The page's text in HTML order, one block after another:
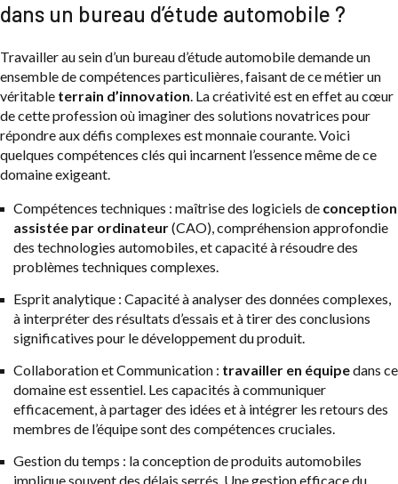
dans un bureau d’étude automobile ?
Travailler au sein d’un bureau d’étude automobile demande un
ensemble de compétences particulières, faisant de ce métier un
véritable terrain d’innovation. La créativité est en effet au cœur
de cette profession où imaginer des solutions novatrices pour
répondre aux défis complexes est monnaie courante. Voici
quelques compétences clés qui incarnent l’essence même de ce
domaine exigeant.
Compétences techniques : maîtrise des logiciels de conception
assistée par ordinateur(CAO), compréhension approfondie
des technologies automobiles, et capacité à résoudre des
problèmes techniques complexes.
Esprit analytique : Capacité à analyser des données complexes,
à interpréter des résultats d’essais et à tirer des conclusions
significatives pour le développement du produit.
Collaboration et Communication : travailler en équipedans ce
domaine est essentiel. Les capacités à communiquer
efficacement, à partager des idées et à intégrer les retours des
membres de l’équipe sont des compétences cruciales.
Gestion du temps : la conception de produits automobiles
implique souvent des délais serrés. Une gestion efficace du